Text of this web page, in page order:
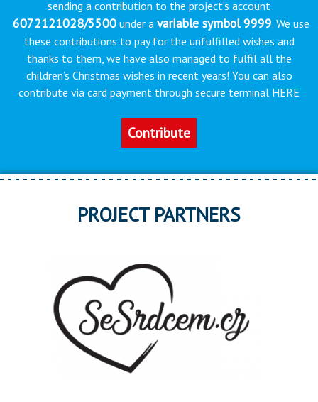
sending a contribution to the project’s account
6072121028/5500under a variable symbol 9999. We use
these contributions to pay for the unfulfilled wishes and
thanks to them, we have also managed to fulfil all the
children’s Christmas wishes in recent years! You can also
contribute via card payment through secure terminal HERE
Contribute
PROJECT PARTNERS